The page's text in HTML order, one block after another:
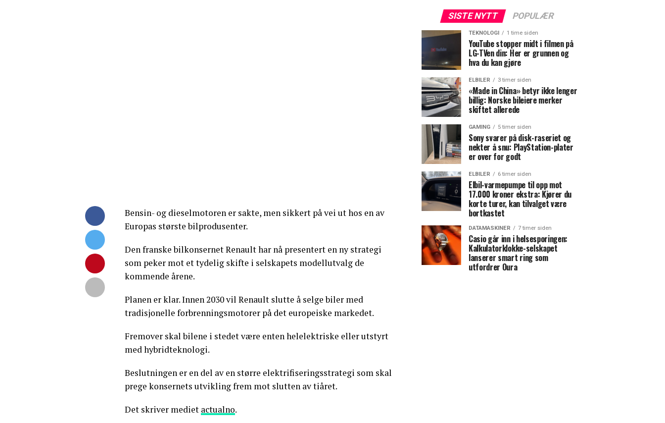
Bensin- og dieselmotoren er sakte, men sikkert på vei ut hos en av
Europas største bilprodusenter.
Den franske bilkonsernet Renault har nå presentert en ny strategi
som peker mot et tydelig skifte i selskapets modellutvalg de
kommende årene.
Planen er klar. Innen 2030 vil Renault slutte å selge biler med
tradisjonelle forbrenningsmotorer på det europeiske markedet.
Fremover skal bilene i stedet være enten helelektriske eller utstyrt
med hybridteknologi.
Beslutningen er en del av en større elektrifiseringsstrategi som skal
prege konsernets utvikling frem mot slutten av tiåret.
Det skriver mediet actualno.
SISTE NYTT POPULÆR
TEKNOLOGI 1 time siden
YouTube stopper midt i filmen på
LG-TVen din: Her er grunnen og
hva du kan gjøre
ELBILER 3 timer siden
«Made in China» betyr ikke lenger
billig: Norske bileiere merker
skiftet allerede
GAMING 5 timer siden
Sony svarer på disk-raseriet og
nekter å snu: PlayStation-plater
er over for godt
ELBILER 6 timer siden
Elbil-varmepumpe til opp mot
17.000 kroner ekstra: Kjører du
korte turer, kan tilvalget være
bortkastet
DATAMASKINER 7 timer siden
Casio går inn i helsesporingen:
Kalkulatorklokke-selskapet
lanserer smart ring som
utfordrer Oura